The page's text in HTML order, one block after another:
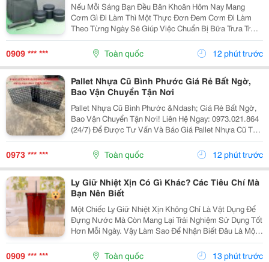
Nếu Mỗi Sáng Bạn Đều Băn Khoăn Hôm Nay Mang
Cơm Gì Đi Làm Thì Một Thực Đơn Đem Cơm Đi Làm
Theo Từng Ngày Sẽ Giúp Việc Chuẩn Bị Bữa Trưa Trở
Nên Đơn Giản Hơn. Dưới Đây Là Những Gợi Ý Dễ Áp
Dụng, Vừa Ngon Miệng Vừa Đủ Dinh Dưỡng. 1. Thực
Đơn Đem Cơm...
0909 *** *** Toàn quốc 12 phút trước
Pallet Nhựa Cũ Bình Phước Giá Rẻ Bất Ngờ,
Bao Vận Chuyển Tận Nơi
Pallet Nhựa Cũ Bình Phước &Ndash; Giá Rẻ Bất Ngờ,
Bao Vận Chuyển Tận Nơi! Liên Hệ Ngay: 0973.021.864
(24/7) Để Được Tư Vấn Và Báo Giá Pallet Nhựa Cũ Tại
Bình Phước! Kho Xưởng Đang Cần Pallet? Đừng Vội
Mua Pallet Mới Cho &Ldquo;Đau Ví&Rdquo; Nha!...
0973 *** *** Toàn quốc 12 phút trước
Ly Giữ Nhiệt Xịn Có Gì Khác? Các Tiêu Chí Mà
Bạn Nên Biết
Một Chiếc Ly Giữ Nhiệt Xịn Không Chỉ Là Vật Dụng Để
Đựng Nước Mà Còn Mang Lại Trải Nghiệm Sử Dụng Tốt
Hơn Mỗi Ngày. Vậy Làm Sao Để Nhận Biết Đâu Là Một
Chiếc Ly Giữ Nhiệt Xịn Đáng Để Đầu Tư? Hãy Cùng
Cozycup Tìm Hiểu Trong Bài Viết Dưới Đây. 1. Thế...
0909 *** *** Toàn quốc 13 phút trước